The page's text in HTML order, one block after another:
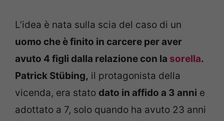
L’idea è nata sulla scia del caso di un
uomo che è finito in carcere per aver
avuto 4 figli dalla relazione con la sorella.
Patrick Stübing, il protagonista della
vicenda, era stato dato in affido a 3 anni e
adottato a 7, solo quando ha avuto 23 anni